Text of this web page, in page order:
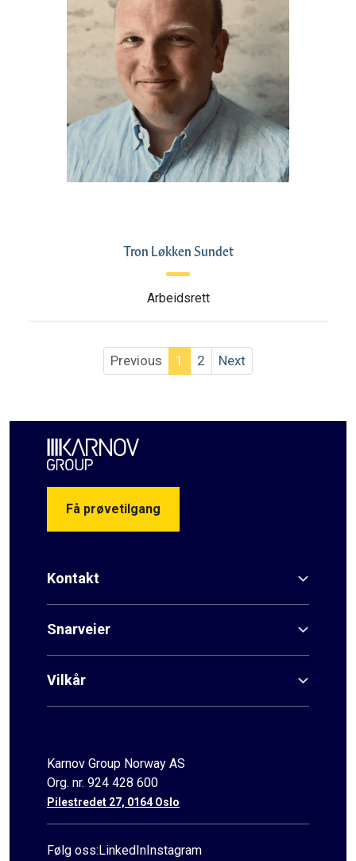
Tron Løkken Sundet
Arbeidsrett
Previous 1 2 Next
Få prøvetilgang
Kontakt
Snarveier
Vilkår
Karnov Group Norway AS
Org. nr. 924 428 600
Pilestredet 27, 0164 Oslo
Følg oss:LinkedInInstagram